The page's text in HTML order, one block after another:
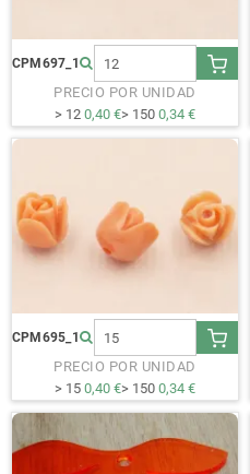
CPM697_1
PRECIO POR UNIDAD
> 12 0,40 €> 150 0,34 €
CPM695_1
PRECIO POR UNIDAD
> 15 0,40 €> 150 0,34 €